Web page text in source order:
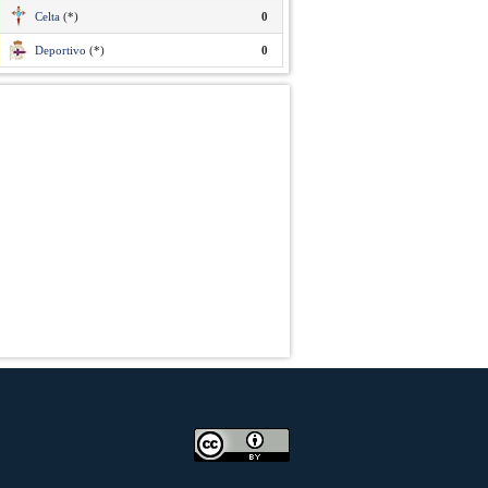
Celta (*) 0
Deportivo (*) 0